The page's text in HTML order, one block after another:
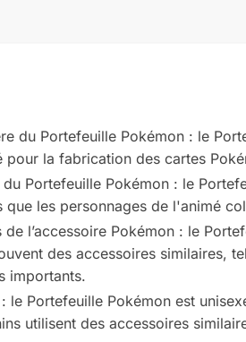
du Portefeuille Pokémon : le
pour la fabrication des cartes
du Portefeuille Pokémon : le
que les personnages de l'animé
de l’accessoire Pokémon : le
des accessoires similaires,
importants.
: le Portefeuille Pokémon est
utilisent des accessoires